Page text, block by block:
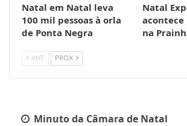
Natal em Natal leva
100 mil pessoas à orla
de Ponta Negra
Natal
acontece
na
ANT PROX
Minuto da Câmara de Natal